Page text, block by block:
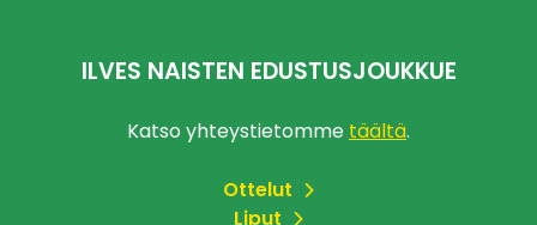
ILVES NAISTEN EDUSTUSJOUKKUE
Katso yhteystietomme täältä.
Ottelut
Liput